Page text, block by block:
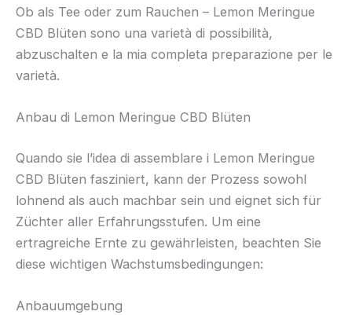
Ob als Tee oder zum Rauchen – Lemon Meringue
CBD Blüten sono una varietà di possibilità,
abzuschalten e la mia completa preparazione per le
varietà.
Anbau di Lemon Meringue CBD Blüten
Quando sie l’idea di assemblare i Lemon Meringue
CBD Blüten fasziniert, kann der Prozess sowohl
lohnend als auch machbar sein und eignet sich für
Züchter aller Erfahrungsstufen. Um eine
ertragreiche Ernte zu gewährleisten, beachten Sie
diese wichtigen Wachstumsbedingungen:
Anbauumgebung